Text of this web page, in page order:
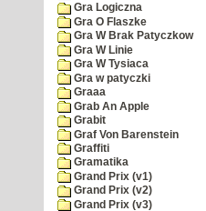
Gra Logiczna
Gra O Flaszke
Gra W Brak Patyczkow
Gra W Linie
Gra W Tysiaca
Gra w patyczki
Graaa
Grab An Apple
Grabit
Graf Von Barenstein
Graffiti
Gramatika
Grand Prix (v1)
Grand Prix (v2)
Grand Prix (v3)